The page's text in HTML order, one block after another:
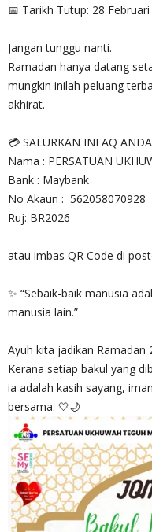
📅 Tarikh Tutup: 28
Jangan tunggu nanti.
Ramadan hanya datang
mungkin inilah peluang
akhirat.
💳 SALURKAN INFAQ
Nama : PERSATUAN
Bank : Maybank
No Akaun : 562058070928
Ruj: BR2026
atau imbas QR Code di
✨ “Sebaik-baik manusia
manusia lain.”
Ayuh kita jadikan Ramadan
Kerana setiap bakul yang
ia adalah kasih sayang,
bersama. 🤍🌙